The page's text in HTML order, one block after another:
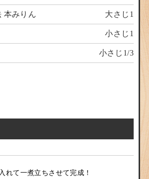
本みりん 大さじ1
小さじ1
小さじ1/3
れて一煮立ちさせて完成！